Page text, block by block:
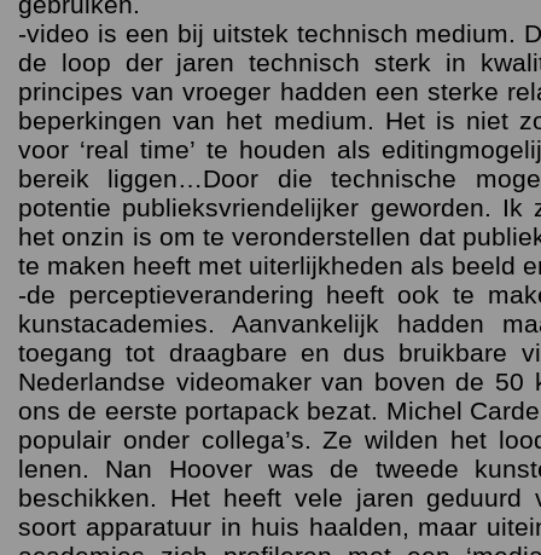
-video is een bij uitstek technisch medium.
de loop der jaren technisch sterk in
principes van vroeger hadden een sterke
beperkingen van het medium. Het is niet
voor ‘real time’ te houden als
bereik liggen…Door die technische
potentie publieksvriendelijker geworden. Ik
het onzin is om te veronderstellen dat
te maken heeft met uiterlijkheden als beeld
-de perceptieverandering heeft ook te
kunstacademies. Aanvankelijk hadden
toegang tot draagbare en dus bruikbare
Nederlandse videomaker van boven de 50
ons de eerste portapack bezat. Michel
populair onder collega’s. Ze wilden het
lenen. Nan Hoover was de tweede
beschikken. Het heeft vele jaren geduurd
soort apparatuur in huis haalden, maar